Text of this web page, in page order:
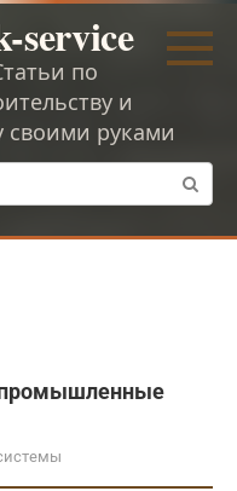
service
по
и
своими руками